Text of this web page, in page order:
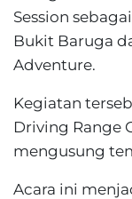
Session
Bukit Baruga
Adventure.
Kegiatan
Driving Range
mengusung
Acara ini